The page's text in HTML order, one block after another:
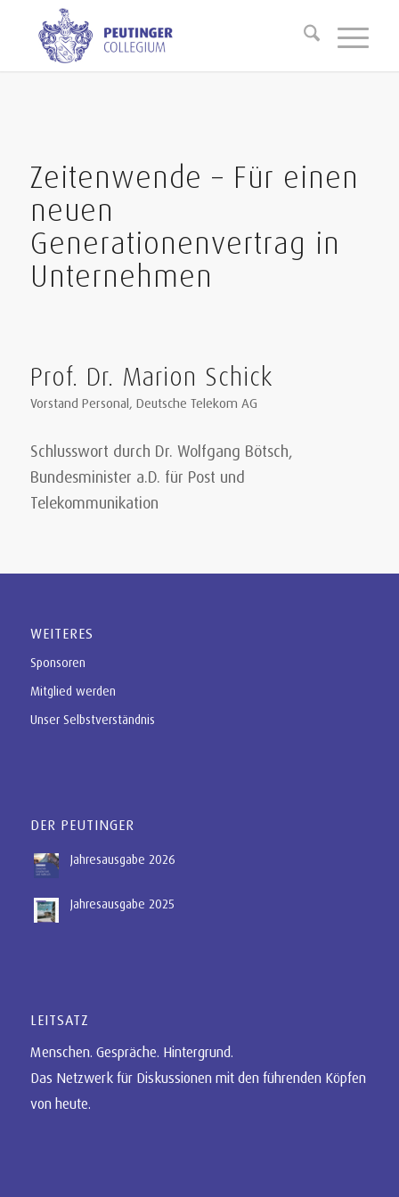
Zeitenwende – Für einen
neuen
Generationenvertrag in
Unternehmen
Prof. Dr. Marion Schick
Vorstand Personal, Deutsche Telekom AG
Schlusswort durch Dr. Wolfgang Bötsch,
Bundesminister a.D. für Post und
Telekommunikation
WEITERES
Sponsoren
Mitglied werden
Unser Selbstverständnis
DER PEUTINGER
Jahresausgabe 2026
Jahresausgabe 2025
LEITSATZ
Menschen. Gespräche. Hintergrund.
Das Netzwerk für Diskussionen mit den führenden Köpfen
von heute.